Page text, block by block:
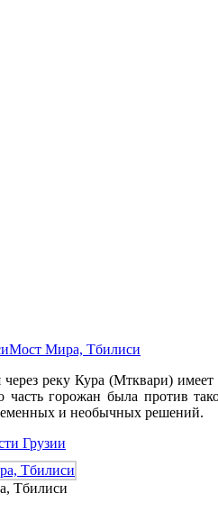
Мост Мира, Тбилиси
реку Кура (Мтквари)
часть горожан была против
и необычных решений.
Грузии
Тбилиси